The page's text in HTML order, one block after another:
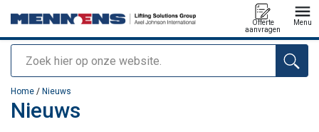
Zoeken
Offerte
aanvragen
Menu
toegevoegd aan uw offerte
Home / Nieuws
Nieuws